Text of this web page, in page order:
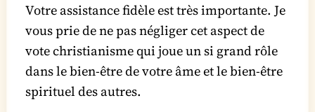
Votre assistance fidèle est très importante. Je
vous prie de ne pas négliger cet aspect de
vote christianisme qui joue un si grand rôle
dans le bien-être de votre âme et le bien-être
spirituel des autres.